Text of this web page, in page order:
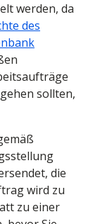
werden, da
des
sollten,
die
wird zu
zu einer